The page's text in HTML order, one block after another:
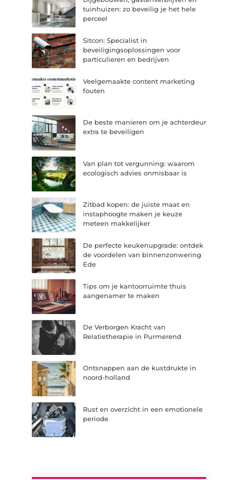
tuinhuizen: zo beveilig je het hele
perceel
Sitcon: Specialist in
beveiligingsoplossingen voor
particulieren en bedrijven
Veelgemaakte content marketing
fouten
De beste manieren om je achterdeur
extra te beveiligen
Van plan tot vergunning: waarom
ecologisch advies onmisbaar is
Zitbad kopen: de juiste maat en
instaphoogte maken je keuze
meteen makkelijker
De perfecte keukenupgrade: ontdek
de voordelen van binnenzonwering
Ede
Tips om je kantoorruimte thuis
aangenamer te maken
De Verborgen Kracht van
Relatietherapie in Purmerend
Ontsnappen aan de kustdrukte in
noord-holland
Rust en overzicht in een emotionele
periode